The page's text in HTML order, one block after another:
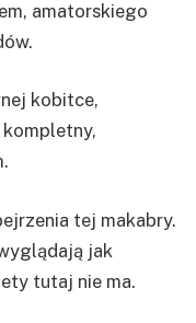
amatorskiego
kobitce,
tej makabry.
jak
tutaj nie ma.